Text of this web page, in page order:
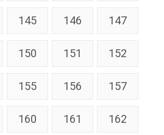
145 146 147
150 151 152
155 156 157
160 161 162